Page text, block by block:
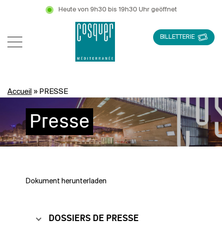
Heute von 9h30 bis 19h30 Uhr geöffnet
BILLETTERIE
Accueil » PRESSE
Presse
Dokument herunterladen
DOSSIERS DE PRESSE